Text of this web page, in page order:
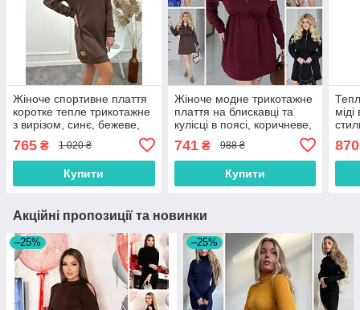
Жіноче спортивне плаття
коротке тепле трикотажне
з вирізом, синє, бежеве,
765 ₴ 1 020 ₴
Купити
Жіноче модне трикотажне
плаття на блискавці та
кулісці в поясі, коричневе,
марсала
741₴ 988 ₴
Купити
870
Акційні пропозиції та новинки
–25% –25%